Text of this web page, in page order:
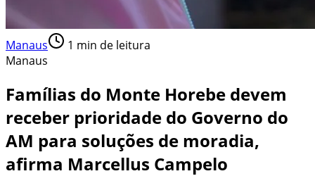
Manaus 1 min de leitura
Manaus
Famílias do Monte Horebe devem
receber prioridade do Governo do
AM para soluções de moradia,
afirma Marcellus Campelo